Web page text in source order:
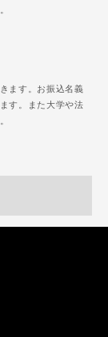
ます。お振込名義
す。また大学や法